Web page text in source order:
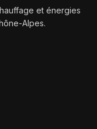
et énergies
Alpes.